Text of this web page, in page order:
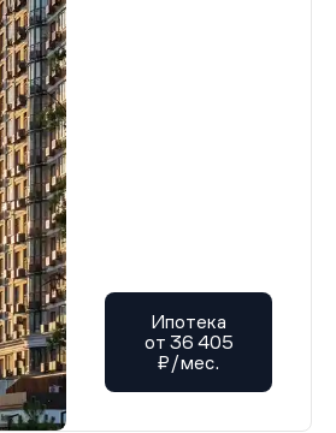
Ипотека
от 36 405
₽/мес.